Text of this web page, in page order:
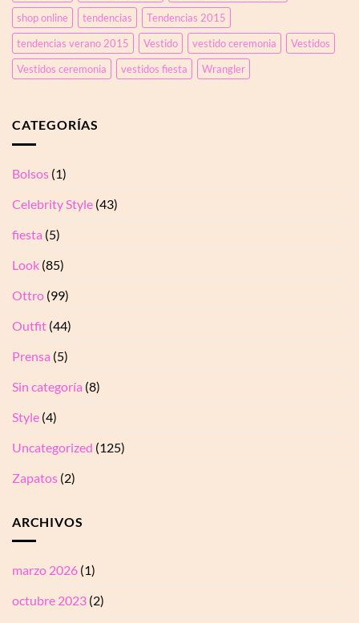
shop online
tendencias
Tendencias 2015
tendencias verano 2015
Vestido vestido ceremonia
Vestidos
Vestidos ceremonia
vestidos fiesta Wrangler
CATEGORÍAS
Bolsos (1)
Celebrity Style (43)
fiesta (5)
Look (85)
Ottro (99)
Outfit (44)
Prensa (5)
Sin categoría (8)
Style (4)
Uncategorized (125)
Zapatos (2)
ARCHIVOS
marzo 2026 (1)
octubre 2023 (2)